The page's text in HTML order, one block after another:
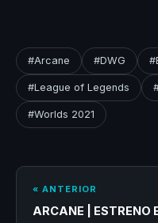
#Arcane #DWG
#League of Legends
#Worlds 2021
« ANTERIOR
ARCANE | ESTRENO